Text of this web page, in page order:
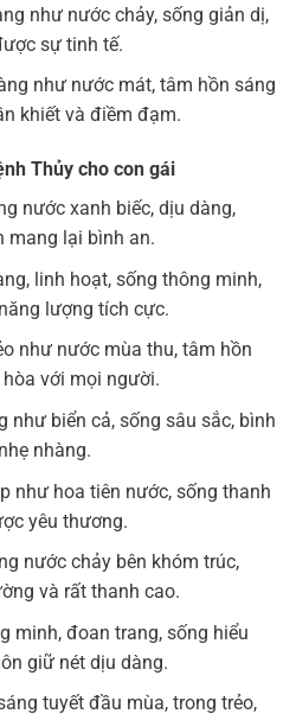
như nước chảy, sống giản dị,
sự tinh tế.
như nước mát, tâm hồn sáng
khiết và điềm đạm.
Thủy cho con gái
nước xanh biếc, dịu dàng,
mang lại bình an.
linh hoạt, sống thông minh,
lượng tích cực.
như nước mùa thu, tâm hồn
với mọi người.
như biển cả, sống sâu sắc, bình
nhàng.
như hoa tiên nước, sống thanh
yêu thương.
nước chảy bên khóm trúc,
và rất thanh cao.
minh, đoan trang, sống hiểu
giữ nét dịu dàng.
tuyết đầu mùa, trong trẻo,